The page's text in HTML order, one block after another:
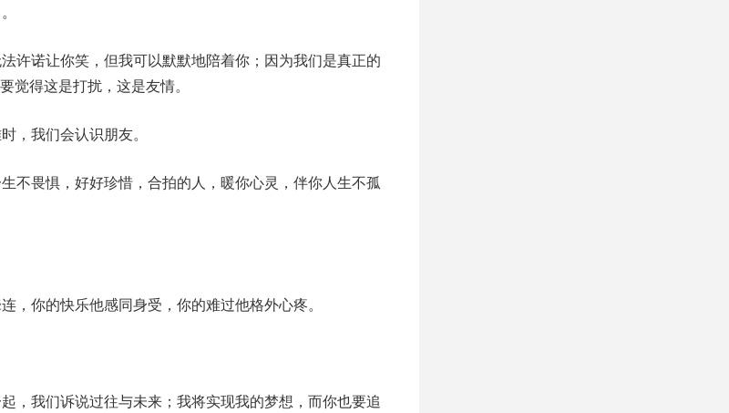
许诺让你笑，但我可以默默地陪着你；因为我们是真正的
觉得这是打扰，这是友情。
，我们会认识朋友。
不畏惧，好好珍惜，合拍的人，暖你心灵，伴你人生不孤
，你的快乐他感同身受，你的难过他格外心疼。
，我们诉说过往与未来；我将实现我的梦想，而你也要追